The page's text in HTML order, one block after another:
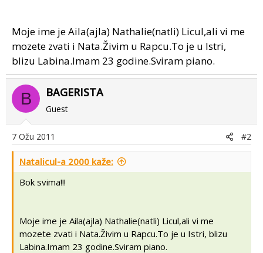
o
o
s
t
a
Moje ime je Aila(ajla) Nathalie(natli) Licul,ali vi me
mozete zvati i Nata.Živim u Rapcu.To je u Istri,
blizu Labina.Imam 23 godine.Sviram piano.
B BAGERISTA
Guest
7 Ožu 2011 #2
Natalicul-a 2000 kaže:
Bok svima!!!
Moje ime je Aila(ajla) Nathalie(natli) Licul,ali vi me
mozete zvati i Nata.Živim u Rapcu.To je u Istri, blizu
Labina.Imam 23 godine.Sviram piano.